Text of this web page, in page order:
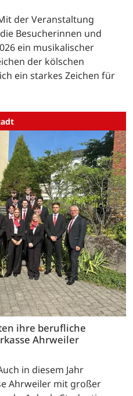
der Veranstaltung
Besucherinnen und
ein musikalischer
der kölschen
ein starkes Zeichen für
ihre berufliche
Ahrweiler
in diesem Jahr
Ahrweiler mit großer